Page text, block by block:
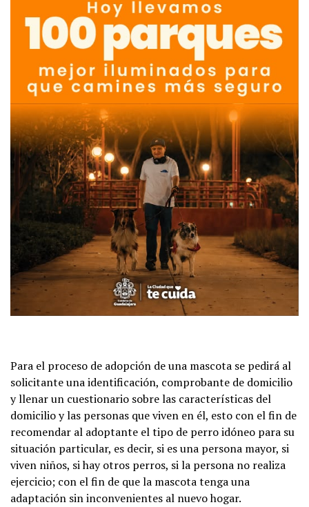
Para el proceso de adopción de una mascota se pedirá al
solicitante una identificación, comprobante de domicilio
y llenar un cuestionario sobre las características del
domicilio y las personas que viven en él, esto con el fin de
recomendar al adoptante el tipo de perro idóneo para su
situación particular, es decir, si es una persona mayor, si
viven niños, si hay otros perros, si la persona no realiza
ejercicio; con el fin de que la mascota tenga una
adaptación sin inconvenientes al nuevo hogar.